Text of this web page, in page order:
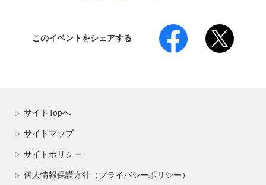
このイベントをシェアする
▷ サイトTopへ
▷ サイトマップ
▷ サイトポリシー
▷ 個人情報保護方針（プライバシーポリシー）